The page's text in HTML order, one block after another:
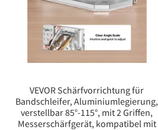
VEVOR Schärfvorrichtung für
Bandschleifer, Aluminiumlegierung,
verstellbar 85°-115°, mit 2 Griffen,
Messerschärfgerät, kompatibel mit